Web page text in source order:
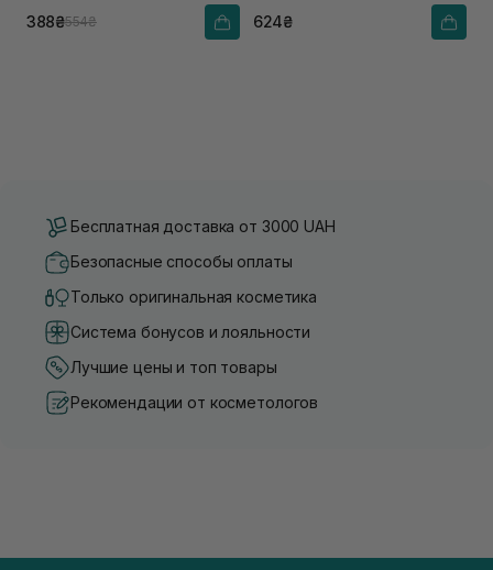
388₴554₴ 624₴
Бесплатная доставка от 3000 UAH
Безопасные способы оплаты
Только оригинальная косметика
Система бонусов и лояльности
Лучшие цены и топ товары
Рекомендации от косметологов